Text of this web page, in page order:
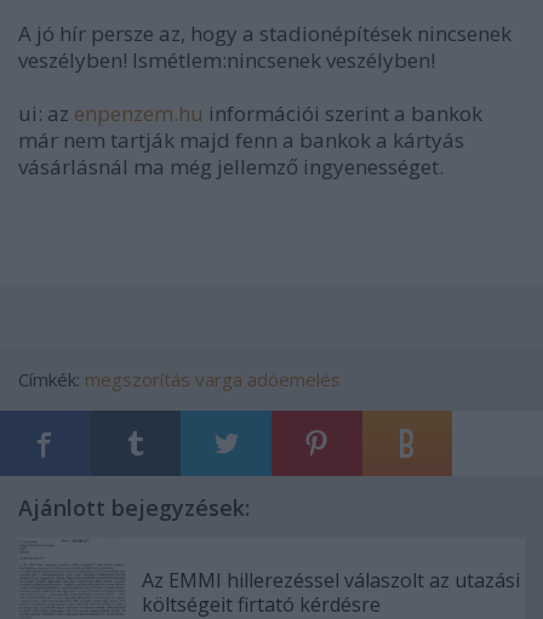
A jó hír persze az, hogy a stadionépítések nincsenek
veszélyben! Ismétlem:nincsenek veszélyben!
ui: az enpenzem.hu információi szerint a bankok
már nem tartják majd fenn a bankok a kártyás
vásárlásnál ma még jellemző ingyenességet.
Címkék: megszorítás varga adóemelés
Ajánlott bejegyzések:
Az EMMI hillerezéssel válaszolt az utazási
költségeit firtató kérdésre